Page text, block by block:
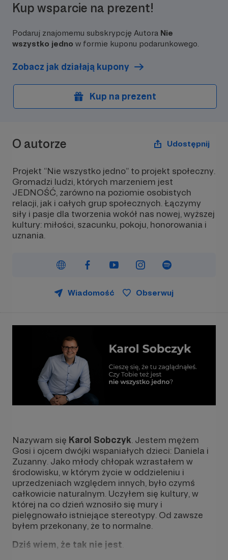
Kup wsparcie na prezent!
Podaruj znajomemu subskrypcję Autora Nie
wszystko jedno w formie kuponu podarunkowego.
Zobacz jak działają kupony
Kup na prezent
O autorze Udostępnij
Projekt “Nie wszystko jedno” to projekt społeczny.
Gromadzi ludzi, których marzeniem jest
JEDNOŚĆ, zarówno na poziomie osobistych
relacji, jak i całych grup społecznych. Łączymy
siły i pasje dla tworzenia wokół nas nowej, wyższej
kultury: miłości, szacunku, pokoju, honorowania i
uznania.
Wiadomość Obserwuj
Nazywam się Karol Sobczyk . Jestem mężem
Gosi i ojcem dwójki wspaniałych dzieci: Daniela i
Zuzanny. Jako młody chłopak wzrastałem w
środowisku, w którym życie w oddzieleniu i
uprzedzeniach względem innych, było czymś
całkowicie naturalnym. Uczyłem się kultury, w
której na co dzień wznosiło się mury i
pielęgnowało istniejące stereotypy. Od zawsze
byłem przekonany, że to normalne.
Dziś wiem, że tak nie jest